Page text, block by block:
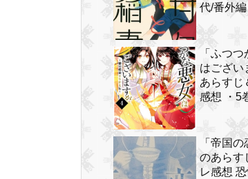
代/番外編
「ふつ
はござい
あらすじ
感想 ・5
「帝国
のあらす
レ感想